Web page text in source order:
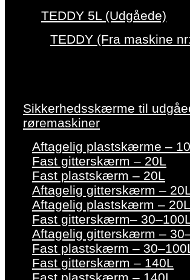
TEDDY 5L (Udgåede)
TEDDY (Fra maskine
Sikkerhedsskærme til
røremaskiner
Aftagelig plastskærme –
Fast gitterskærm – 20L
Fast plastskærm – 20L
Aftagelig gitterskærm –
Aftagelig plastskærm – 20L
Fast gitterskærm–
Aftagelig gitterskærm –
Fast plastskærm –
Fast gitterskærm – 140L